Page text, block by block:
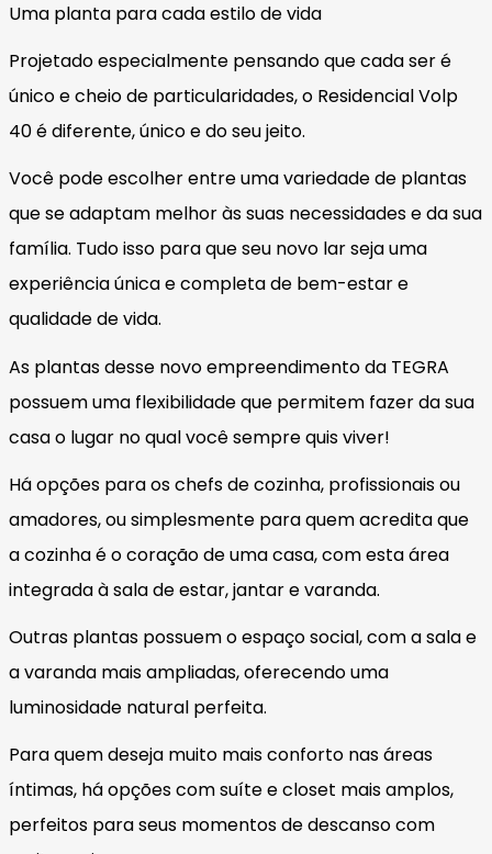
Uma planta para cada estilo de vida
Projetado especialmente pensando que cada ser é
único e cheio de particularidades, o Residencial Volp
40 é diferente, único e do seu jeito.
Você pode escolher entre uma variedade de plantas
que se adaptam melhor às suas necessidades e da sua
família. Tudo isso para que seu novo lar seja uma
experiência única e completa de bem-estar e
qualidade de vida.
As plantas desse novo empreendimento da TEGRA
possuem uma flexibilidade que permitem fazer da sua
casa o lugar no qual você sempre quis viver!
Há opções para os chefs de cozinha, profissionais ou
amadores, ou simplesmente para quem acredita que
a cozinha é o coração de uma casa, com esta área
integrada à sala de estar, jantar e varanda.
Outras plantas possuem o espaço social, com a sala e
a varanda mais ampliadas, oferecendo uma
luminosidade natural perfeita.
Para quem deseja muito mais conforto nas áreas
íntimas, há opções com suíte e closet mais amplos,
perfeitos para seus momentos de descanso com